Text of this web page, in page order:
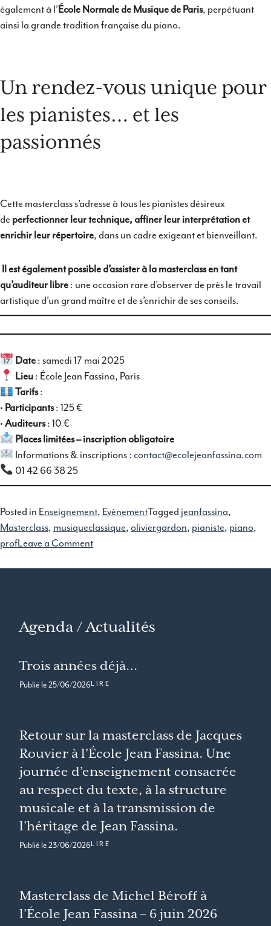
également à l’École Normale de Musique de Paris, perpétuant
ainsi la grande tradition française du piano.
Un rendez-vous unique pour
les pianistes… et les
passionnés
Cette masterclass s’adresse à tous les pianistes désireux
de perfectionner leur technique, affiner leur interprétation et
enrichir leur répertoire, dans un cadre exigeant et bienveillant.
Il est également possible d’assister à la masterclass en tant
qu’auditeur libre: une occasion rare d’observer de près le travail
artistique d’un grand maître et de s’enrichir de ses conseils.
Date: samedi 17 mai 2025
Lieu: École Jean Fassina, Paris
Tarifs:
• Participants: 125 €
•Auditeurs: 10 €
Places limitées – inscription obligatoire
Informations & inscriptions :contact@ecolejeanfassina.com
01 42 66 38 25
Posted in Enseignement, EvènementTagged jeanfassina,
Masterclass, musiqueclassique,oliviergardon, pianiste, piano,
profLeave a Comment
Agenda / Actualités
Trois années déjà…
Publié le25/06/2026LIRE
Retour sur la masterclass de Jacques
Rouvier à l’École Jean Fassina. Une
journée d’enseignement consacrée
au respect du texte, à la structure
musicale et à la transmission de
l’héritage de Jean Fassina.
Publié le23/06/2026LIRE
Masterclass de Michel Béroff à
l’École Jean Fassina – 6 juin 2026